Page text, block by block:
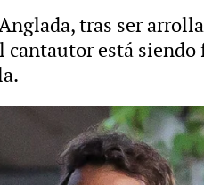
tras ser
está